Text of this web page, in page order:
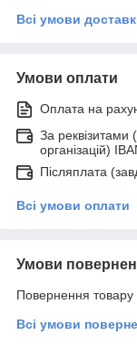
Всі умови
Умови оплати
Оплата на
За
організацій)
Післяплата
Всі умови оплати
Умови
Повернення товару
Всі умови